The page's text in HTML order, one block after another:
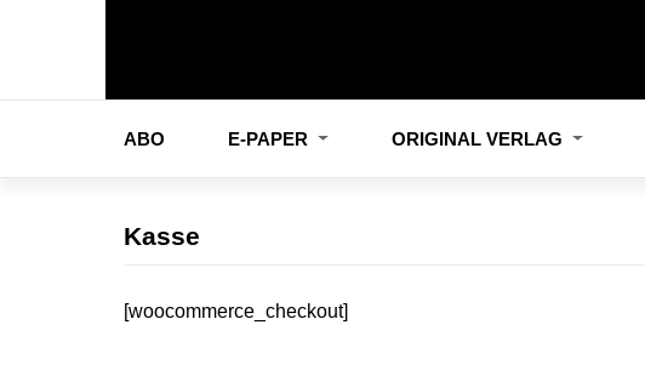
ABO E-PAPER ORIGINAL VERLAG
Kasse
[woocommerce_checkout]